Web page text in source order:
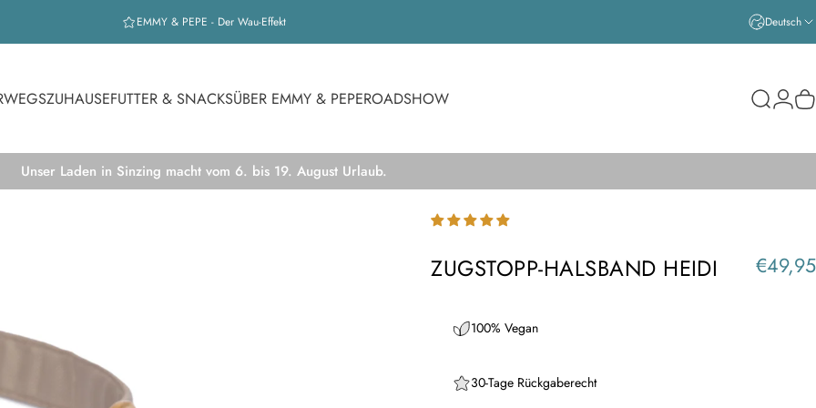
EMMY & PEPE - Der Wau-Effekt Deutsch
ZUHAUSEFUTTER & SNACKSÜBER EMMY & PEPEROADSHOW Suche
Login
Unser Laden in Sinzing macht vom 6. bis 19. August Urlaub.
ZUGSTOPP-HALSBAND HEIDI €49,95
100% Vegan
30-Tage Rückgaberecht